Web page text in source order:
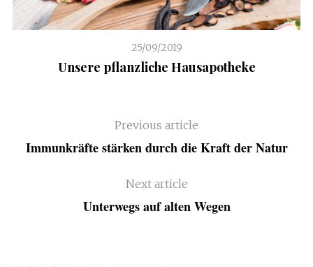
25/09/2019
Unsere pflanzliche Hausapotheke
Previous article
Immunkräfte stärken durch die Kraft der Natur
Next article
Unterwegs auf alten Wegen